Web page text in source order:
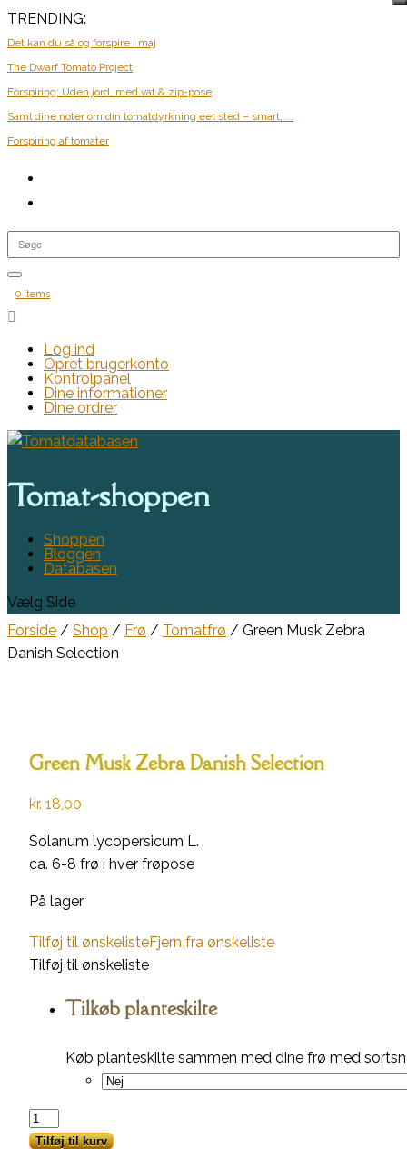
TRENDING:
Det kan du så og forspire i maj
The Dwarf Tomato Project
Forspiring: Uden jord, med vat & zip-pose
Saml dine noter om din tomatdyrkning eet sted – smart, ...
Forspiring af tomater
0 Items

Log ind
Opret brugerkonto
Kontrolpanel
Dine informationer
Dine ordrer
Tomat-shoppen
Shoppen
Bloggen
Databasen
Vælg Side
Forside / Shop / Frø / Tomatfrø / Green Musk Zebra
Danish Selection
Green Musk Zebra Danish Selection
kr. 18,00
Solanum lycopersicum L.
ca. 6-8 frø i hver frøpose
På lager
Tilføj til ønskelisteFjern fra ønskeliste
Tilføj til ønskeliste
Tilkøb planteskilte
Køb planteskilte sammen med dine frø med
Green
Musk
Tilføj til kurv